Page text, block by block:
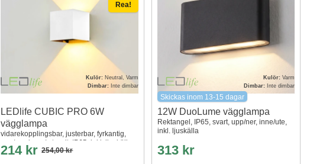
Kulör: Neutral, Varm
Dimbar: Inte dimbar
Rea!
LEDlife CUBIC PRO 6W
vägglampa
vidarekopplingsbar, justerbar, fyrkantig,
upp/ner, inne / ute, vit, IP65, inkl. ljuskälla
214 kr254,00 kr
Kulör: Varm
Dimbar: Inte dimbar
Skickas inom 13-15 dagar
12W DuoLume vägglampa
Rektangel, IP65, svart, upp/ner, inne/ute,
inkl. ljuskälla
313 kr